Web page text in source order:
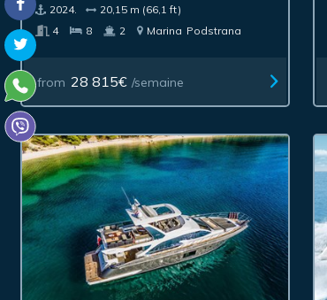
2024.
20,15 m (66,1 ft)
4
8 2 Marina Podstrana
from 28 815€ /semaine